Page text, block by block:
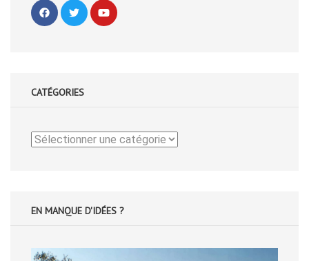
CATÉGORIES
Catégories
EN MANQUE D'IDÉES ?